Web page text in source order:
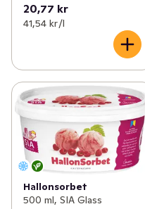
20,77 kr
41,54 kr /l
Hallonsorbet
500 ml, SIA Glass